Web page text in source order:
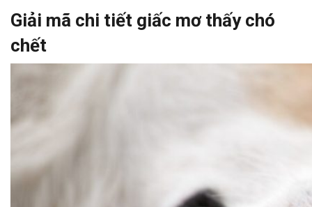
Giải mã chi tiết giấc mơ thấy chó
chết